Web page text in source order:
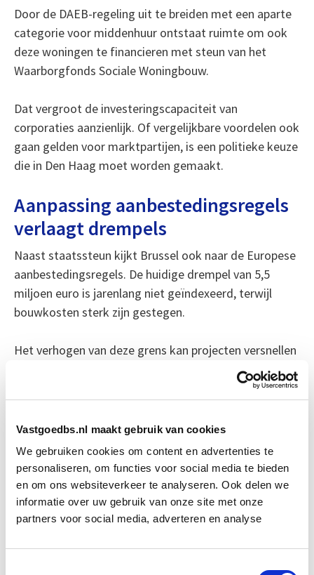
Vastgoedbs.nl maakt gebruik van cookies
We gebruiken cookies om content en advertenties te
personaliseren, om functies voor social media te bieden
en om ons websiteverkeer te analyseren. Ook delen we
informatie over uw gebruik van onze site met onze
partners voor social media, adverteren en analyse
Door de DAEB-regeling uit te breiden met een aparte
categorie voor middenhuur ontstaat ruimte om ook
deze woningen te financieren met steun van het
Waarborgfonds Sociale Woningbouw.
Dat vergroot de investeringscapaciteit van
corporaties aanzienlijk. Of vergelijkbare voordelen ook
gaan gelden voor marktpartijen, is een politieke keuze
die in Den Haag moet worden gemaakt.
Aanpassing aanbestedingsregels
verlaagt drempels
Naast staatssteun kijkt Brussel ook naar de Europese
aanbestedingsregels. De huidige drempel van 5,5
miljoen euro is jarenlang niet geïndexeerd, terwijl
bouwkosten sterk zijn gestegen.
Het verhogen van deze grens kan projecten versnellen
en onnodige procedures voorkomen, zeker bij bouw-
en renovatieprojecten die feitelijk alleen nationale
Positieve reacties en kritische
kanttekeningen
Woningcorporaties reageren positief op de verruiming
van de staatssteunregels. Volgens de sector maakt
jaar mogelijk.